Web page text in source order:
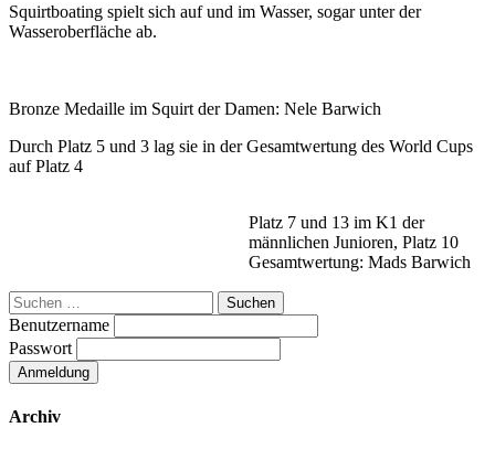
Squirtboating spielt sich auf und im Wasser, sogar unter der
Wasseroberfläche ab.
Bronze Medaille im Squirt der Damen: Nele Barwich
Durch Platz 5 und 3 lag sie in der Gesamtwertung des World Cups
auf Platz 4
Platz 7 und 13 im K1 der
männlichen Junioren, Platz 10
Gesamtwertung: Mads Barwich
Suchen
nach:
Benutzername
Passwort
Archiv